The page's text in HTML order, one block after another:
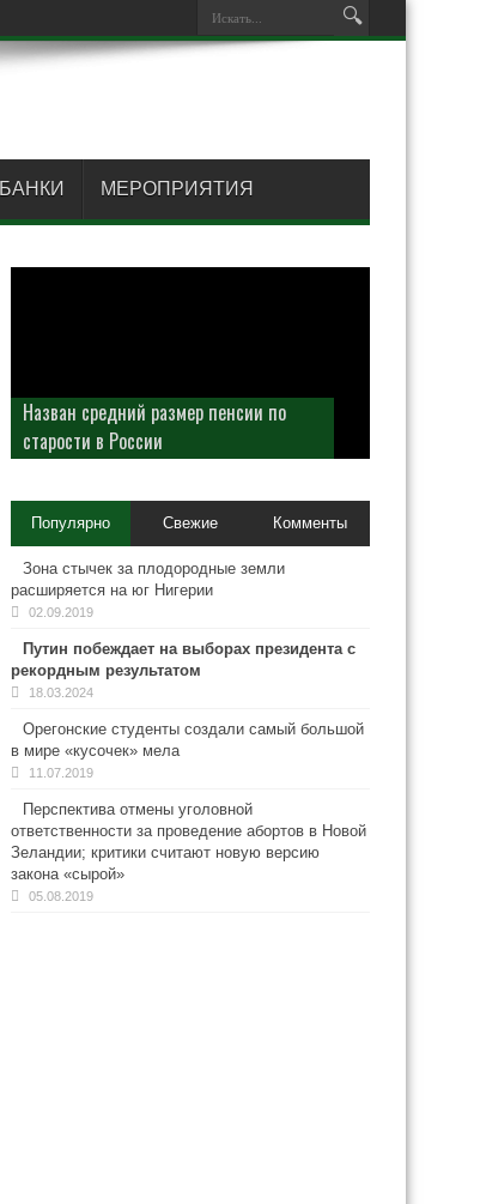
БАНКИ МЕРОПРИЯТИЯ
Назван средний размер пенсии по
старости в России
Популярно Свежие Комменты
Зона стычек за плодородные земли
расширяется на юг Нигерии
02.09.2019
Путин побеждает на выборах президента с
рекордным результатом
18.03.2024
Орегонские студенты создали самый большой
в мире «кусочек» мела
11.07.2019
Перспектива отмены уголовной
ответственности за проведение абортов в Новой
Зеландии; критики считают новую версию
закона «сырой»
05.08.2019